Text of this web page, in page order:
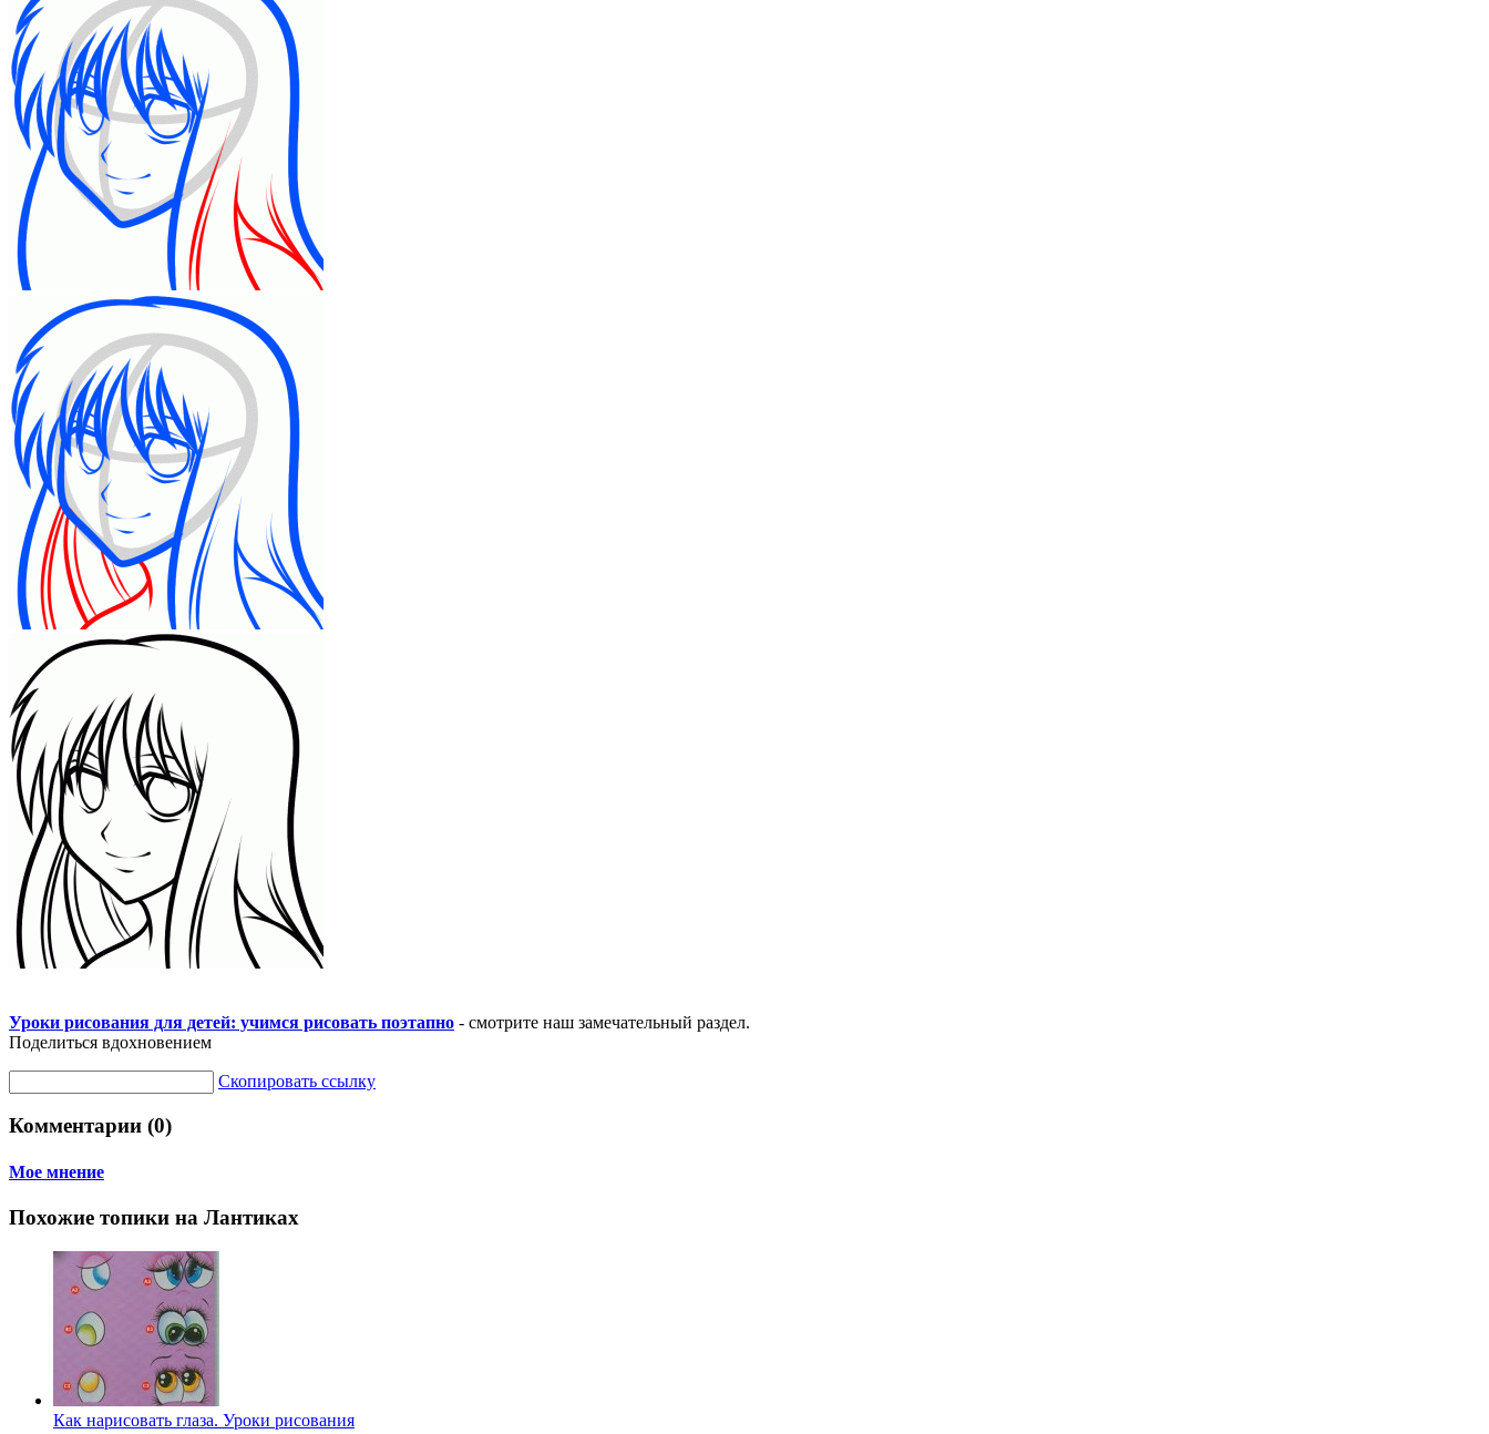
Уроки рисования для детей: учимся рисовать поэтапно - смотрите наш замечательный раздел.
Поделиться вдохновением
Скопировать ссылку
Комментарии (0)
Мое мнение
Похожие топики на Лантиках
Как нарисовать глаза. Уроки рисования